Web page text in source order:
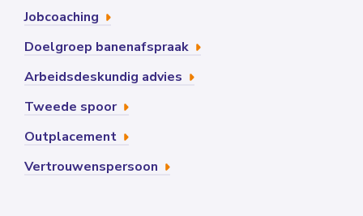
Jobcoaching
Doelgroep banenafspraak
Arbeidsdeskundig advies
Tweede spoor
Outplacement
Vertrouwenspersoon